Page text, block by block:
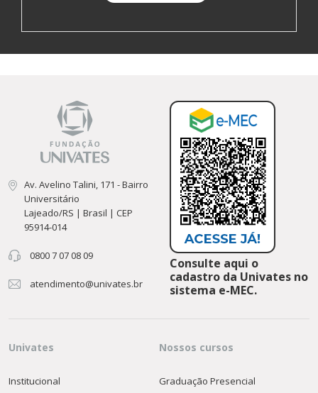
Av. Avelino Talini, 171 - Bairro
Universitário
Lajeado/RS | Brasil | CEP
95914-014
0800 7 07 08 09
atendimento@univates.br
Consulte aqui o
cadastro da Univates no
sistema e-MEC.
Univates
Institucional
Nossos cursos
Graduação Presencial